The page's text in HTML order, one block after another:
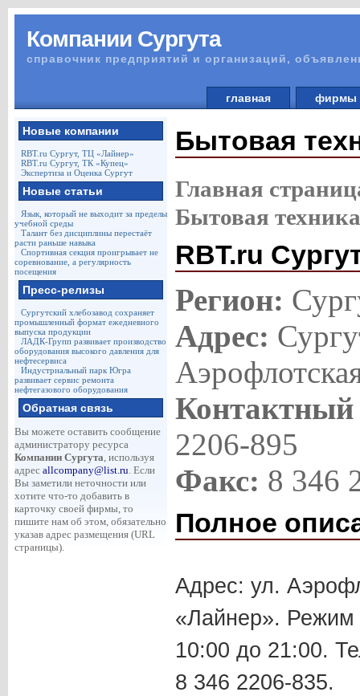
Компании Сургута
справочник предприятий и организаций,
главная
Новые компании
RBT.ru Сургут, ТЦ «Лайнер»
RBT.ru Сургут, ТК «Купец»
Экспертиза и Оценка Сургут
Новые статьи
Язык, который не выходит за пределы
учебной среды
Талант без дисциплины перестаёт
расти раньше навыка
Спортивная секция проигрывает не
соревнование, а регулярность
посещения
Пресс-релизы
Сургутский хлебозавод сохраняет
промышленный формат ежедневного
выпуска продукции
ЛАДК-Групп развивает производство
оборудования высокого давления для
нефтесервиса
Индустриальный парк Югра
развивает сервис ремонта
нефтегазового оборудования
Обратная связь
Вы можете оставить сообщение
администратору ресурса
Компании Сургута, используя
адрес allcompany@list.ru. Если
Вы заметили неточности или
хотите что-то добавить в
карточку своей фирмы, то
пишите нам об этом, обязательно
указав адрес размещения (URL
страницы).
Бытовая
Главная
Бытовая техника
RBT.ru
Регион:
Адрес:
2206-895
Факс: 8 346
Полное
Адрес: ул.
«Лайнер». Режим
10:00 до 21:00.
8 346 2206-835.